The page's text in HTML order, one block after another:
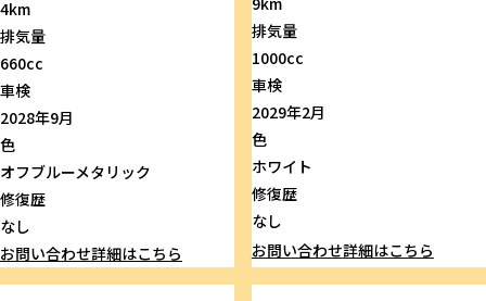
4km
排気量
660cc
車検
2028年9月
色
オフブルーメタリック
修復歴
なし
お問い合わせ詳細はこちら
排気量
1000cc
車検
2029年2月
色
ホワイト
修復歴
なし
お問い合わせ詳細はこちら